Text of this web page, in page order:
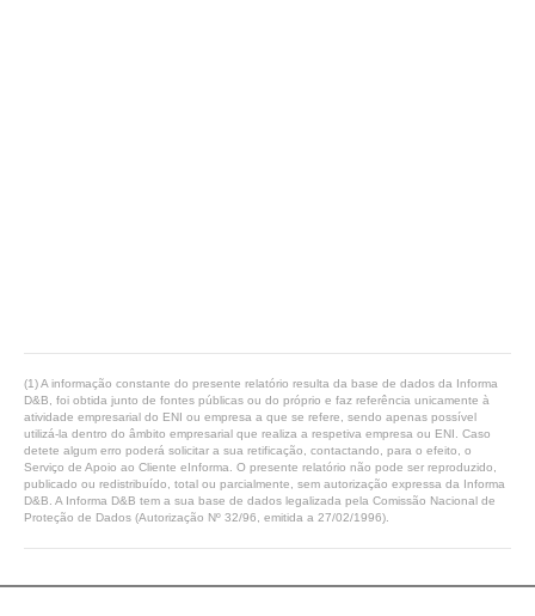
(1) A informação constante do presente relatório resulta da base de dados da Informa
D&B, foi obtida junto de fontes públicas ou do próprio e faz referência unicamente à
atividade empresarial do ENI ou empresa a que se refere, sendo apenas possível
utilizá-la dentro do âmbito empresarial que realiza a respetiva empresa ou ENI. Caso
detete algum erro poderá solicitar a sua retificação, contactando, para o efeito, o
Serviço de Apoio ao Cliente eInforma. O presente relatório não pode ser reproduzido,
publicado ou redistribuído, total ou parcialmente, sem autorização expressa da Informa
D&B. A Informa D&B tem a sua base de dados legalizada pela Comissão Nacional de
Proteção de Dados (Autorização Nº 32/96, emitida a 27/02/1996).